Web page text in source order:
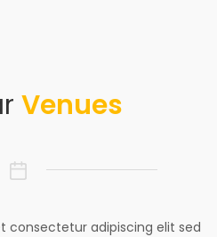
Venues
consectetur adipiscing elit sed